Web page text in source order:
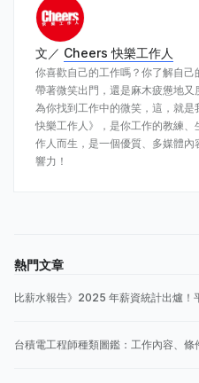
文／ Cheers 快樂工作人
你喜歡自己的工作嗎？你了解自
帶著微笑出門，還是麻木疲憊地又
為你找到工作中的微笑，這，就
快樂工作人》，是你工作的教練
作人而生，是一個優質、多媒體
響力！
熱門文章
比薪水報告》2025 年薪資統計出爐！
台積電工程師種類圖鑑：工作內容、條